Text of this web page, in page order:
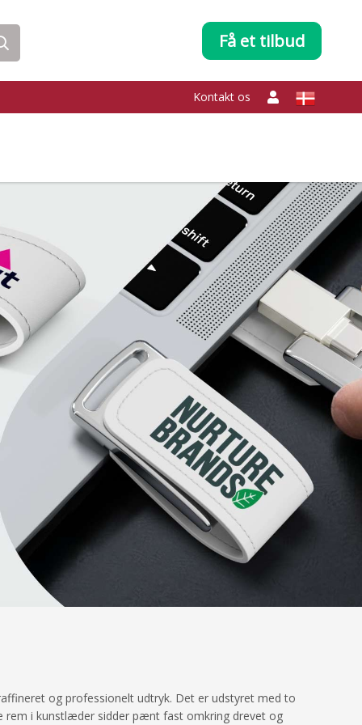
Få et tilbud
Kontakt os
og professionelt udtryk. Det er udstyret med to
rem i kunstlæder sidder pænt fast omkring drevet og